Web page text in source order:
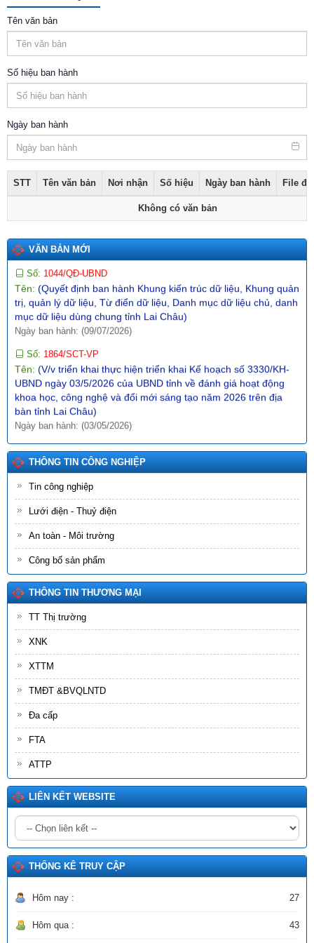
Tên văn bản
Số hiệu ban hành
Ngày ban hành
STT Tên văn bản Nơi nhận Số hiệu Ngày ban hành File
Không có văn bản
VĂN BẢN MỚI
ngày 16/4/2026 của Cơ quan thường trực BCĐ nghị quyết số
57-NQ/TW)
Ngày ban hành: (09/05/2026)
Tên:(Nghị định quy định chi tiết một số điều và biện pháp thi
hành Luật Trí tuệ nhân tạo)
Ngày ban hành: (19/05/2026)
Số:4869/KH-UBND
Tên: (Kế hoạch triển khai thi hành Luật tiếp cận thông tin trên
địa bàn tỉnh Lai Châu)
Ngày ban hành: (22/06/2026)
Số:1838/SCT-VP
(V/v triển khai thực hiện triển khai Quyết định số 476/QĐ-
Ngày ban hành: (05/05/2026)
Tên:
(Quyết định ban hành Khung kiến trúc dữ liệu, Khung quản
trị, quản lý dữ liệu, Từ điển dữ liệu, Danh mục dữ liệu chủ, danh
mục dữ liệu dùng chung tỉnh Lai Châu)
Ngày ban hành: (09/07/2026)
Tên:
UBND ngày 03/5/2026 của UBND tỉnh về đánh giá hoạt động
khoa học, công nghệ và đổi mới sáng tạo năm 2026 trên địa
bàn tỉnh Lai Châu)
Ngày ban hành: (03/05/2026)
Số:17/2026/TT-BCT
Tên:(Thông tư hướng dẫn thực hiện một số nội dung tiêu chí
thuộc Bộ tiêu chí quốc gia về xã nông thôn mới giai đoạn 2026-
2030 thuộc phạm vi quản lý nhà nước của Bộ Công Thương)
Ngày ban hành: (23/04/2026)
Số:1875/SCT-VP
Tên:(V/v triển khai thực hiện Chương trình công tác năm 2026
và Kế hoạch bảo đảm an ninh mạng, bảo mật thông tin và an
ninh dữ liệu)
Ngày ban hành: (09/05/2026)
Số:180/2026/NĐ-CP
Tên: (Nghị định Quy định về dịch vụ hấp thu và lưu giữ các bon
của rừng)
Ngày ban hành: (02/06/2026)
Số:2511/SCT-QLCN
Tên: (Thông tư triển khai thực hiện Quyết định số 1355/QĐ-
BCT ngày 08/6/2026 của Bộ Công Thương phê duyệt Đề án
phát triển công nghiệp sinh học thành ngành kinh tế - kỹ thuật
lĩnh vực Công Thương)
Ngày ban hành: (20/06/2026)
THÔNG TIN CÔNG NGHIỆP
Tin công nghiệp
Lưới điện - Thuỷ điện
An toàn - Môi trường
Công bố sản phẩm
THÔNG TIN THƯƠNG MẠI
TT Thị trường
XNK
XTTM
TMĐT &BVQLNTD
Đa cấp
FTA
ATTP
LIÊN KẾT WEBSITE
THỐNG KÊ TRUY CẬP
Hôm nay : 27
Hôm qua : 43